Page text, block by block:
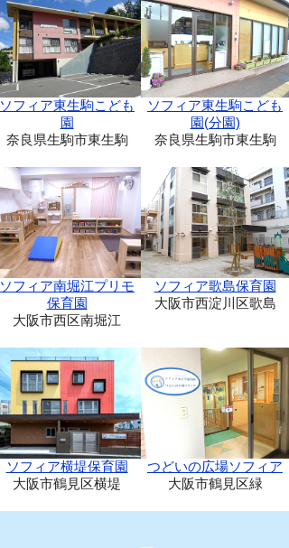
ソフィア東生駒こども
園
奈良県生駒市東生駒
ソフィア東生駒こども
園(分園)
奈良県生駒市東生駒
ソフィア南堀江プリモ
保育園
大阪市西区南堀江
ソフィア歌島保育園
大阪市西淀川区歌島
ソフィア横堤保育園
大阪市鶴見区横堤
つどいの広場ソフィア
大阪市鶴見区緑